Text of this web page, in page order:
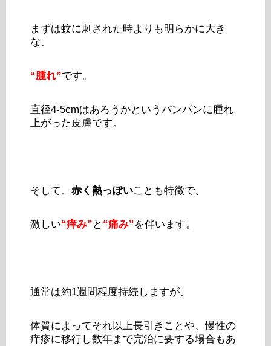
まずは蚊に刺された時よりも明らかに大き
な、
“腫れ”です。
直径4-5cmはあろうかというパンパンに腫れ
上がった皮膚です。
そして、 赤く熱っぽいことも特徴で、
激しい“痒み” と “痛み”を伴います。
通常は約1週間程度持続しますが、
体質によってそれ以上長引きことや、慢性の
痒疹に移行し数年まで完治に要する場合もあ